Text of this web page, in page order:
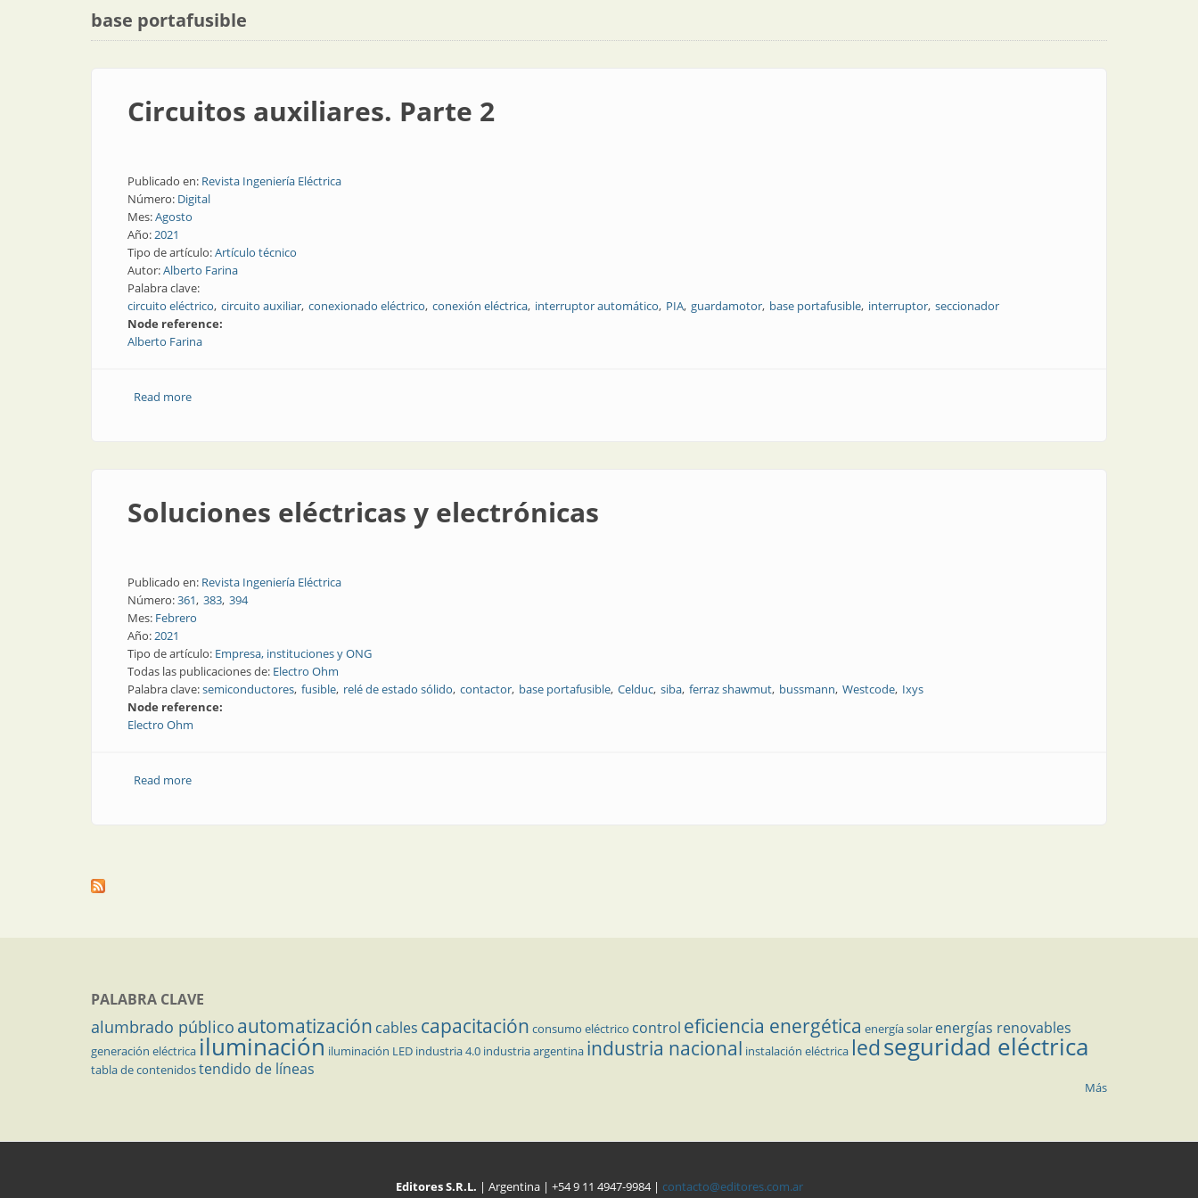
base portafusible
Circuitos auxiliares. Parte 2
Publicado en: Revista Ingeniería Eléctrica
Número: Digital
Mes:Agosto
Año:2021
Tipo de artículo:Artículo técnico
Autor:Alberto Farina
Palabra clave:
circuito eléctrico circuito auxiliar conexionado eléctrico conexión eléctrica interruptor automático PIA guardamotor base portafusible interruptor seccionador
Node reference:
Alberto Farina
Read moreabout Circuitos auxiliares. Parte 2
Soluciones eléctricas y electrónicas
Publicado en: Revista Ingeniería Eléctrica
Número:361 383 394
Mes: Febrero
Año:2021
Tipo de artículo: Empresa, instituciones y ONG
Todas las publicaciones de: Electro Ohm
Palabra clave:semiconductores fusible relé de estado sólido contactor base portafusible Celduc siba ferraz shawmut bussmann Westcode Ixys
Node reference:
Electro Ohm
Read moreabout Soluciones eléctricas y electrónicas
PALABRA CLAVE
alumbrado público automatización cables capacitación consumo eléctrico control eficiencia energética energía solar energías renovables
generación eléctrica iluminación iluminación LED industria 4.0 industria argentina industria nacional instalación eléctrica ledseguridad eléctrica
tabla de contenidostendido de líneas
Más
Editores S.R.L. | Argentina | +54 9 11 4947-9984 | contacto@editores.com.ar